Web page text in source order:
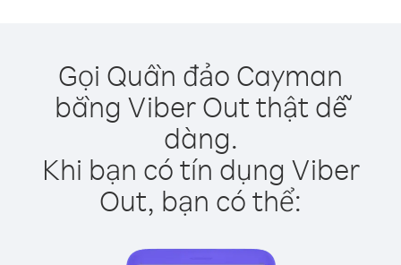
Gọi Quần đảo Cayman
bằng Viber Out thật dễ
dàng.
Khi bạn có tín dụng Viber
Out, bạn có thể: